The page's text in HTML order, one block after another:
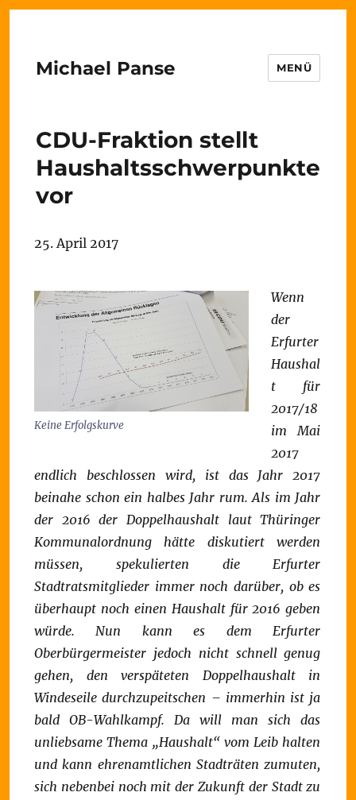
Michael Panse MENÜ
CDU-Fraktion stellt
Haushaltsschwerpunkte
vor
25. April 2017
Keine Erfolgskurve
Wenn
der
Erfurter
Haushal
t für
2017/18
im Mai
2017
endlich beschlossen wird, ist das Jahr 2017
beinahe schon ein halbes Jahr rum. Als im Jahr
der 2016 der Doppelhaushalt laut Thüringer
Kommunalordnung hätte diskutiert werden
müssen, spekulierten die Erfurter
Stadtratsmitglieder immer noch darüber, ob es
überhaupt noch einen Haushalt für 2016 geben
würde. Nun kann es dem Erfurter
Oberbürgermeister jedoch nicht schnell genug
gehen, den verspäteten Doppelhaushalt in
Windeseile durchzupeitschen – immerhin ist ja
bald OB-Wahlkampf. Da will man sich das
unliebsame Thema „Haushalt“ vom Leib halten
und kann ehrenamtlichen Stadträten zumuten,
sich nebenbei noch mit der Zukunft der Stadt zu